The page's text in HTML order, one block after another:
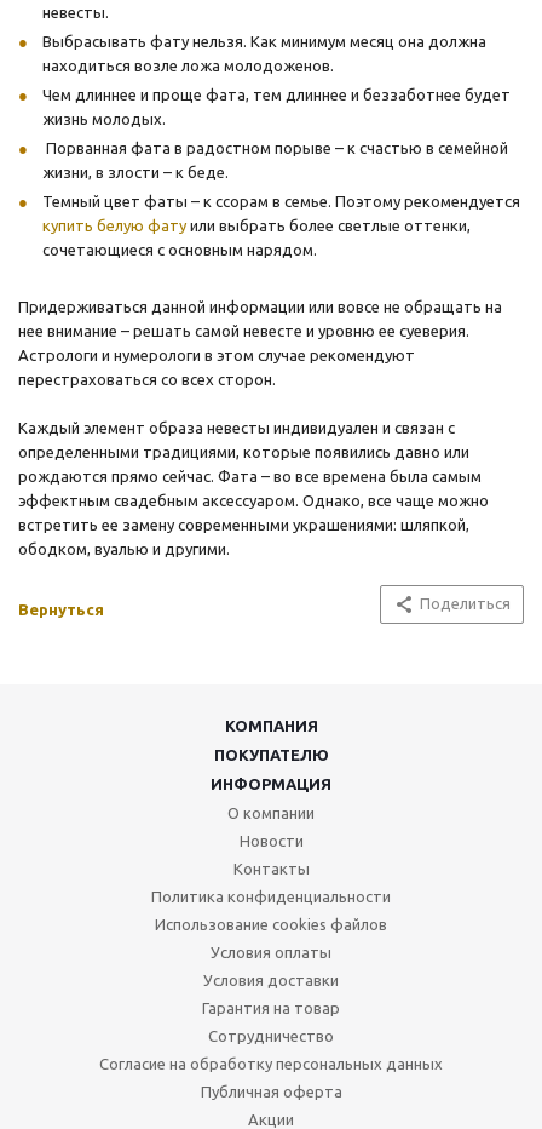
невесты.
Выбрасывать фату нельзя. Как минимум месяц она должна
находиться возле ложа молодоженов.
Чем длиннее и проще фата, тем длиннее и беззаботнее будет
жизнь молодых.
Порванная фата в радостном порыве – к счастью в семейной
жизни, в злости – к беде.
Темный цвет фаты – к ссорам в семье. Поэтому рекомендуется
купить белую фату или выбрать более светлые оттенки,
сочетающиеся с основным нарядом.
Придерживаться данной информации или вовсе не обращать на
нее внимание – решать самой невесте и уровню ее суеверия.
Астрологи и нумерологи в этом случае рекомендуют
перестраховаться со всех сторон.
Каждый элемент образа невесты индивидуален и связан с
определенными традициями, которые появились давно или
рождаются прямо сейчас. Фата – во все времена была самым
эффектным свадебным аксессуаром. Однако, все чаще можно
встретить ее замену современными украшениями: шляпкой,
ободком, вуалью и другими.
Вернуться Поделиться
КОМПАНИЯ
ПОКУПАТЕЛЮ
ИНФОРМАЦИЯ
О компании
Новости
Контакты
Политика конфиденциальности
Использование cookies файлов
Условия оплаты
Условия доставки
Гарантия на товар
Сотрудничество
Согласие на обработку персональных данных
Публичная оферта
Акции